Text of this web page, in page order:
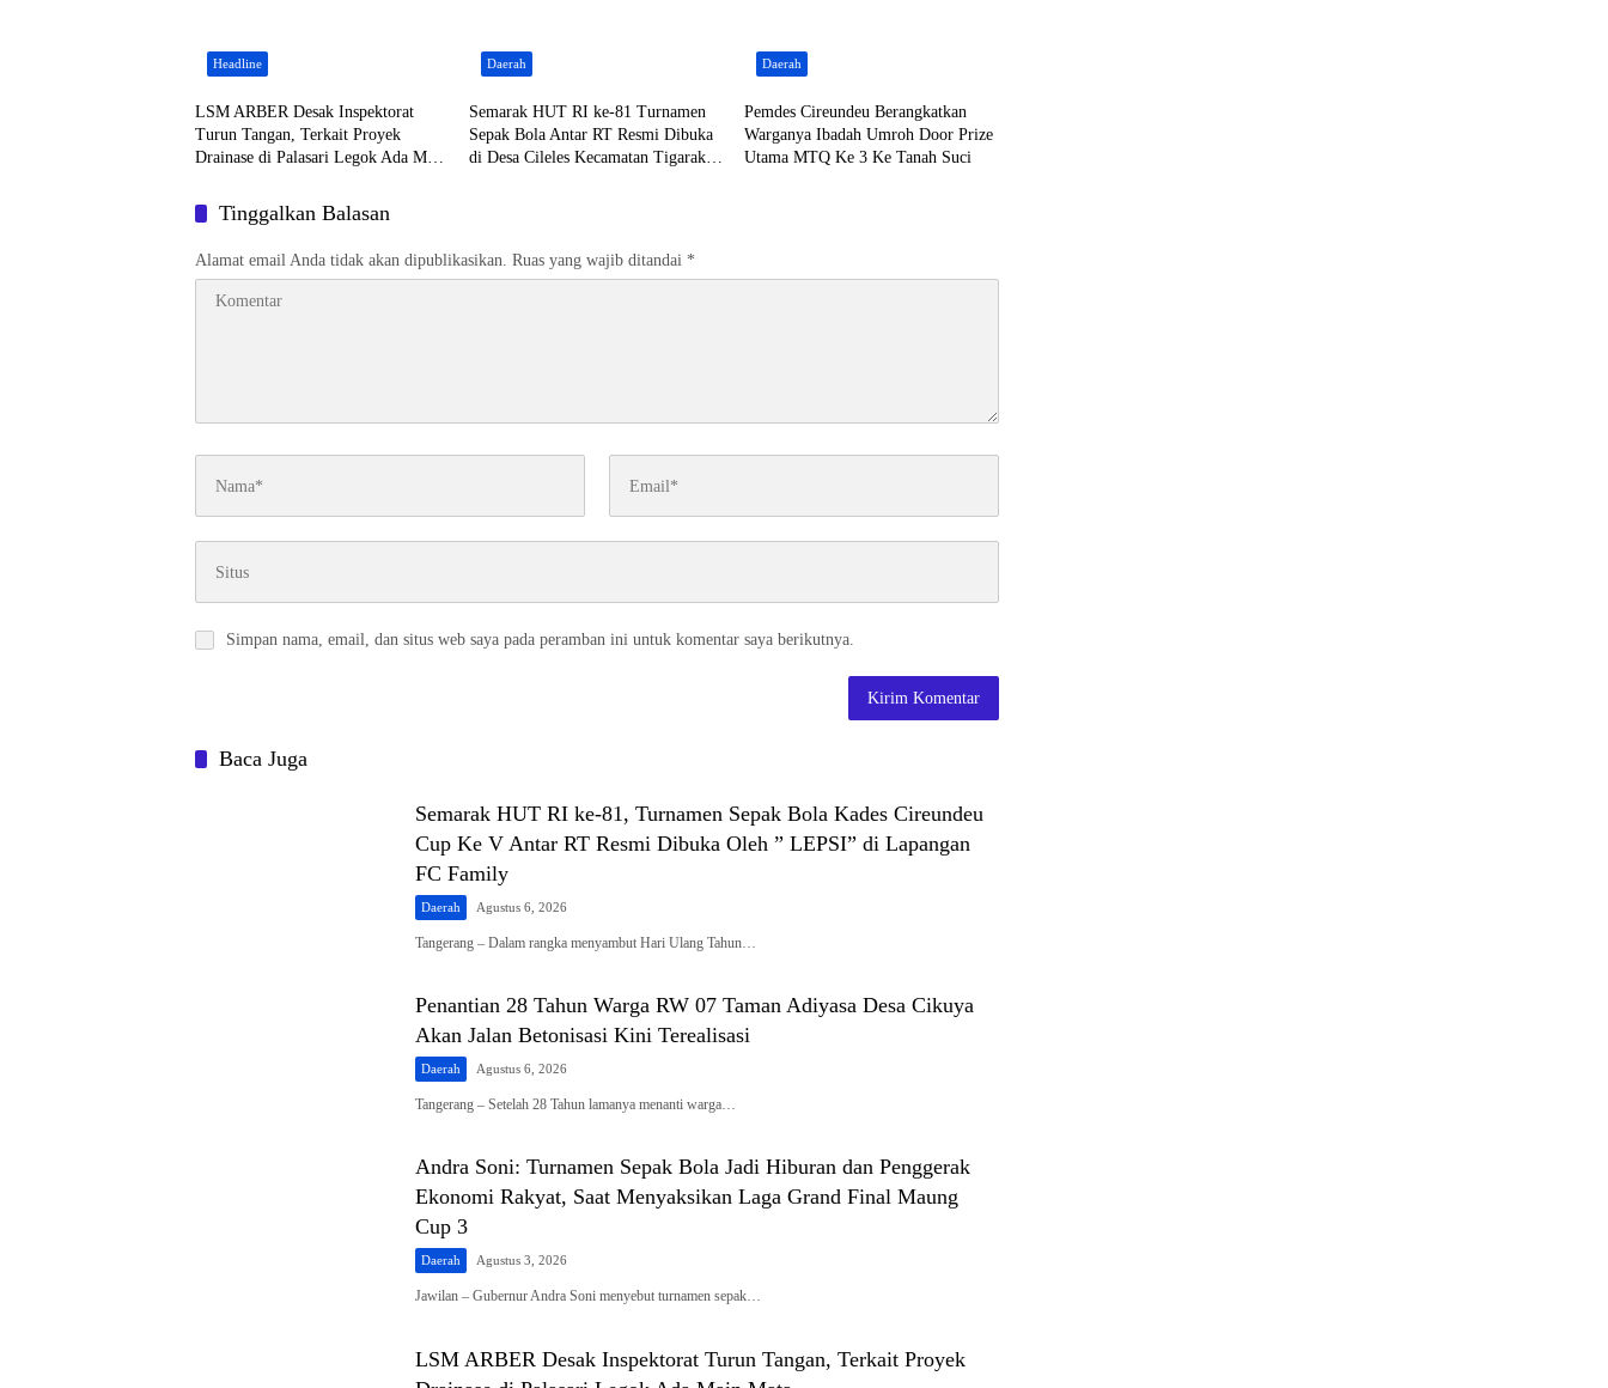
Headline
LSM ARBER Desak Inspektorat
Turun Tangan, Terkait Proyek
Drainase di Palasari Legok Ada Main
Daerah
Semarak HUT RI ke-81 Turnamen
Sepak Bola Antar RT Resmi Dibuka
di Desa Cileles Kecamatan Tigaraksa
Daerah
Pemdes Cireundeu Berangkatkan
Warganya Ibadah Umroh Door Prize
Utama MTQ Ke 3 Ke Tanah Suci
Tinggalkan Balasan
Alamat email Anda tidak akan dipublikasikan. Ruas yang wajib ditandai *
Simpan nama, email, dan situs web saya pada peramban ini untuk komentar saya berikutnya.
Baca Juga
Semarak HUT RI ke-81, Turnamen Sepak Bola Kades Cireundeu
Cup Ke V Antar RT Resmi Dibuka Oleh ” LEPSI” di Lapangan
FC Family
Daerah Agustus 6, 2026
Tangerang – Dalam rangka menyambut Hari Ulang Tahun…
Penantian 28 Tahun Warga RW 07 Taman Adiyasa Desa Cikuya
Akan Jalan Betonisasi Kini Terealisasi
Daerah Agustus 6, 2026
Tangerang – Setelah 28 Tahun lamanya menanti warga…
Andra Soni: Turnamen Sepak Bola Jadi Hiburan dan Penggerak
Ekonomi Rakyat, Saat Menyaksikan Laga Grand Final Maung
Cup 3
Daerah Agustus 3, 2026
Jawilan – Gubernur Andra Soni menyebut turnamen sepak…
LSM ARBER Desak Inspektorat Turun Tangan, Terkait Proyek